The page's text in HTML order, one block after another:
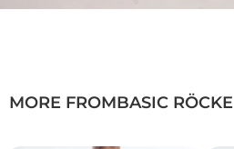
MORE FROMBASIC RÖCKE